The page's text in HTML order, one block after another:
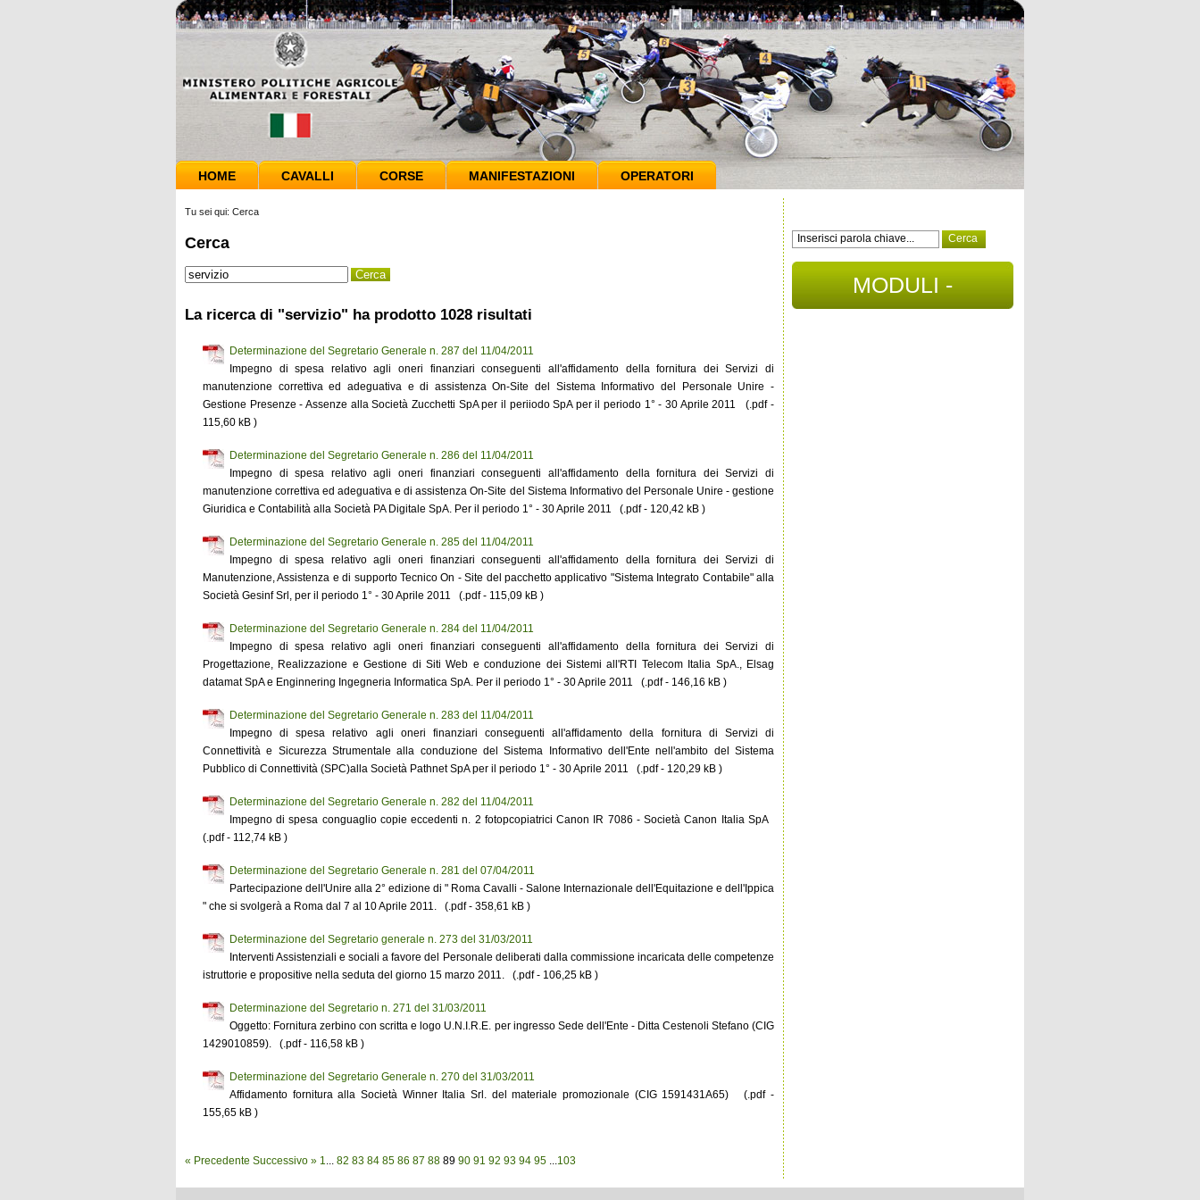
HOME CAVALLI CORSE MANIFESTAZIONI OPERATORI
Tu sei qui: Cerca
Cerca
La ricerca di "servizio" ha prodotto 1028 risultati
Determinazione del Segretario Generale n. 287 del 11/04/2011
Impegno di spesa relativo agli oneri finanziari conseguenti all'affidamento della fornitura dei Servizi di
manutenzione correttiva ed adeguativa e di assistenza On-Site del Sistema Informativo del Personale Unire -
Gestione Presenze - Assenze alla Società Zucchetti SpA per il periiodo SpA per il periodo 1° - 30 Aprile 2011 (.pdf -
115,60 kB )
Determinazione del Segretario Generale n. 286 del 11/04/2011
Impegno di spesa relativo agli oneri finanziari conseguenti all'affidamento della fornitura dei Servizi di
manutenzione correttiva ed adeguativa e di assistenza On-Site del Sistema Informativo del Personale Unire - gestione
Giuridica e Contabilità alla Società PA Digitale SpA. Per il periodo 1° - 30 Aprile 2011 (.pdf - 120,42 kB )
Determinazione del Segretario Generale n. 285 del 11/04/2011
Impegno di spesa relativo agli oneri finanziari conseguenti all'affidamento della fornitura dei Servizi di
Manutenzione, Assistenza e di supporto Tecnico On - Site del pacchetto applicativo "Sistema Integrato Contabile" alla
Società Gesinf Srl, per il periodo 1° - 30 Aprile 2011 (.pdf - 115,09 kB )
Determinazione del Segretario Generale n. 284 del 11/04/2011
Impegno di spesa relativo agli oneri finanziari conseguenti all'affidamento della fornitura dei Servizi di
Progettazione, Realizzazione e Gestione di Siti Web e conduzione dei Sistemi all'RTI Telecom Italia SpA., Elsag
datamat SpA e Enginnering Ingegneria Informatica SpA. Per il periodo 1° - 30 Aprile 2011 (.pdf - 146,16 kB )
Determinazione del Segretario Generale n. 283 del 11/04/2011
Impegno di spesa relativo agli oneri finanziari conseguenti all'affidamento della fornitura di Servizi di
Connettività e Sicurezza Strumentale alla conduzione del Sistema Informativo dell'Ente nell'ambito del Sistema
Pubblico di Connettività (SPC)alla Società Pathnet SpA per il periodo 1° - 30 Aprile 2011 (.pdf - 120,29 kB )
Determinazione del Segretario Generale n. 282 del 11/04/2011
Impegno di spesa conguaglio copie eccedenti n. 2 fotopcopiatrici Canon IR 7086 - Società Canon Italia SpA
(.pdf - 112,74 kB )
Determinazione del Segretario Generale n. 281 del 07/04/2011
Partecipazione dell'Unire alla 2° edizione di " Roma Cavalli - Salone Internazionale dell'Equitazione e dell'Ippica
" che si svolgerà a Roma dal 7 al 10 Aprile 2011. (.pdf - 358,61 kB )
Determinazione del Segretario generale n. 273 del 31/03/2011
Interventi Assistenziali e sociali a favore del Personale deliberati dalla commissione incaricata delle competenze
istruttorie e propositive nella seduta del giorno 15 marzo 2011. (.pdf - 106,25 kB )
Determinazione del Segretario n. 271 del 31/03/2011
Oggetto: Fornitura zerbino con scritta e logo U.N.I.R.E. per ingresso Sede dell'Ente - Ditta Cestenoli Stefano (CIG
1429010859). (.pdf - 116,58 kB )
Determinazione del Segretario Generale n. 270 del 31/03/2011
Affidamento fornitura alla Società Winner Italia Srl. del materiale promozionale (CIG 1591431A65) (.pdf -
155,65 kB )
« Precedente Successivo » 1... 82 83 84 85 86 87 88 89 90 91 92 93 94 95 ...103
MODULI -